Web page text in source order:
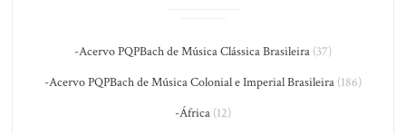
-Acervo PQPBach de Música Clássica Brasileira (37)
-Acervo PQPBach de Música Colonial e Imperial Brasileira (186)
-África (12)